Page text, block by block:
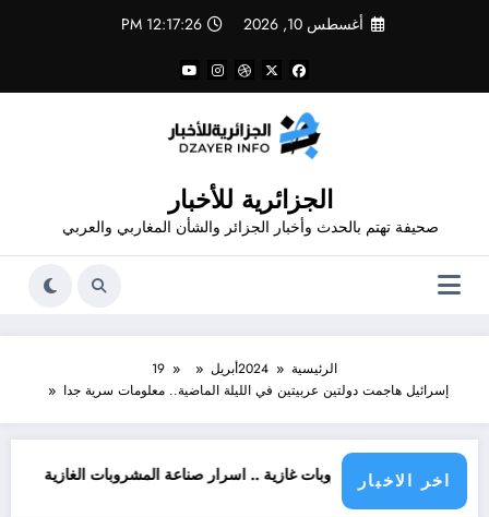
أغسطس 10, 2026 12:17:27 PM
الجزائرية للأخبار
صحيفة تهتم بالحدث وأخبار الجزائر والشأن المغاربي والعربي
الرئيسية 2024أبريل
19
إسرائيل هاجمت دولتين عربيتين في الليلة الماضية.. معلومات سرية جدا
اخر الاخبار
من مشروبات غازية .. اسرار صناعة المشروبات الغازية